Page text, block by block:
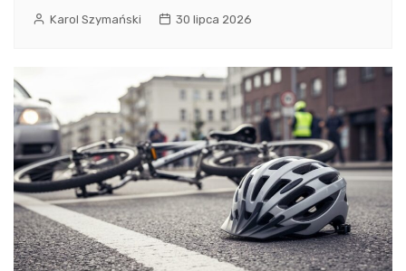
Karol Szymański 30 lipca 2026